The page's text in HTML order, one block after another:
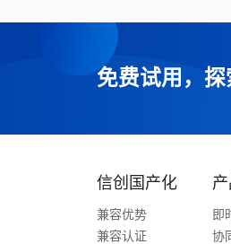
免费试用，
信创国产化
兼容优势
兼容认证
即
协